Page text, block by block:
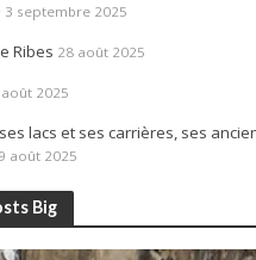
3 septembre 2025
Ribes 28 août 2025
2025
lacs et ses carrières, ses
août 2025
Big